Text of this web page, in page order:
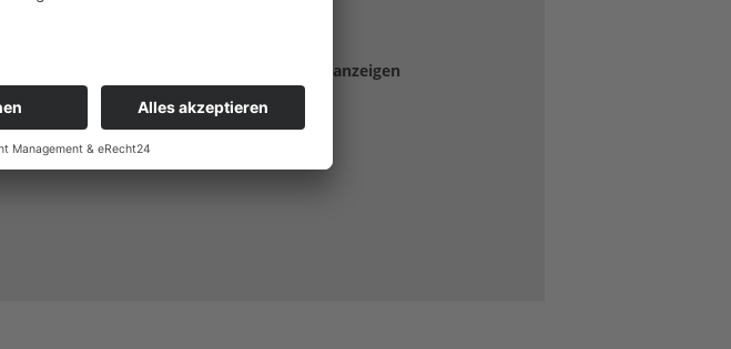
Veranstalter-Website anzeigen